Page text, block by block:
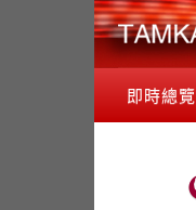
即時總覽